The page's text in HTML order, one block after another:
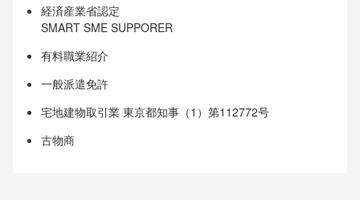
経済産業省認定
SMART SME SUPPORER
有料職業紹介
一般派遣免許
宅地建物取引業 東京都知事（1）第112772号
古物商